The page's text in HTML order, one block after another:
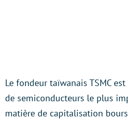
Le fondeur taïwanais TSMC
de semiconducteurs le plus
matière de capitalisation